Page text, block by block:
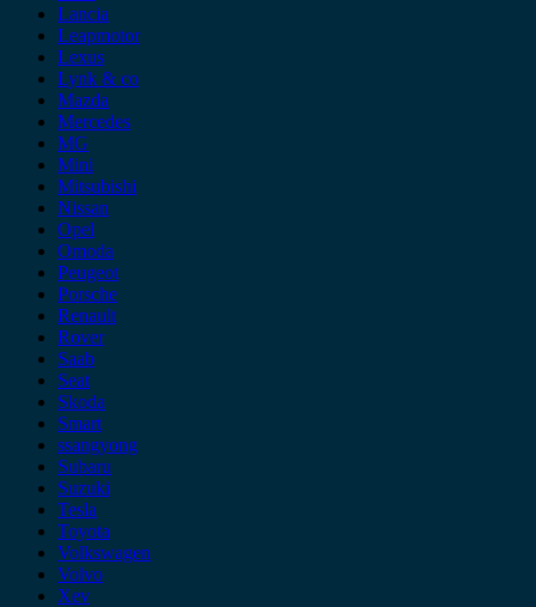
Lancia
Leapmotor
Lexus
Lynk & co
Mazda
Mercedes
MG
Mini
Mitsubishi
Nissan
Opel
Omoda
Peugeot
Porsche
Renault
Rover
Saab
Seat
Skoda
Smart
ssangyong
Subaru
Suzuki
Tesla
Toyota
Volkswagen
Volvo
Xev